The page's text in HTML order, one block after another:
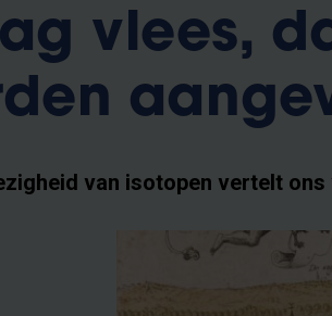
vlees,
van isotopen vertelt